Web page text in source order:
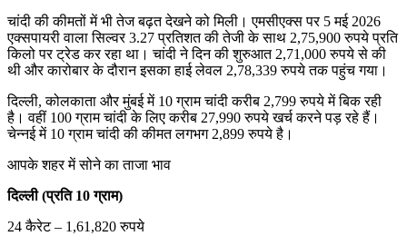
चांदी की कीमतों में भी तेज बढ़त देखने को मिली। एमसीएक्स पर 5 मई 2026
एक्सपायरी वाला सिल्वर 3.27 प्रतिशत की तेजी के साथ 2,75,900 रुपये प्रति
किलो पर ट्रेड कर रहा था। चांदी ने दिन की शुरुआत 2,71,000 रुपये से की
थी और कारोबार के दौरान इसका हाई लेवल 2,78,339 रुपये तक पहुंच गया।
दिल्ली, कोलकाता और मुंबई में 10 ग्राम चांदी करीब 2,799 रुपये में बिक रही
है। वहीं 100 ग्राम चांदी के लिए करीब 27,990 रुपये खर्च करने पड़ रहे हैं।
चेन्नई में 10 ग्राम चांदी की कीमत लगभग 2,899 रुपये है।
आपके शहर में सोने का ताजा भाव
दिल्ली (प्रति 10 ग्राम)
24 कैरेट – 1,61,820 रुपये